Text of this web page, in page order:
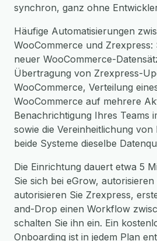
synchron, ganz ohne
Häufige Automatisierungen
WooCommerce und
neuer WooCommerce-
Übertragung von Zrexpress-
WooCommerce, Verteilung
WooCommerce auf mehrere
Benachrichtigung Ihres Teams
sowie die Vereinheitlichung von
beide Systeme dieselbe
Die Einrichtung dauert etwa 5
Sie sich bei eGrow,
autorisieren Sie Zrexpress,
and-Drop einen Workflow
schalten Sie ihn ein. Ein
Onboarding ist in jedem Plan